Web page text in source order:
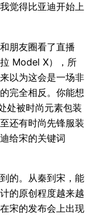
觉得比亚迪开始上
朋友圈看了直播
Model X），所
以为这会是一场非
完全相反。你能想
处被时尚元素包装
还有时尚先锋服装
给宋的关键词
的。从秦到宋，能
的原创程度越来越
宋的发布会上出现